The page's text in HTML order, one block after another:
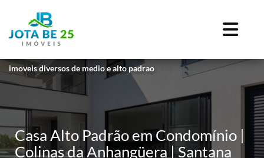
imoveis diversos de medio e alto padrao
Casa Alto Padrão em Condomínio |
Colinas da Anhangüera | Santana